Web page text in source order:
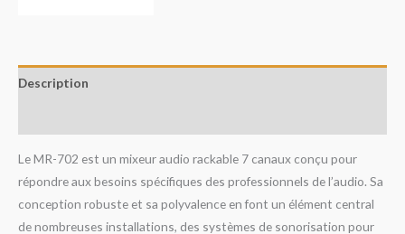
Description
Le MR-702 est un mixeur audio rackable 7 canaux conçu pour
répondre aux besoins spécifiques des professionnels de l’audio. Sa
conception robuste et sa polyvalence en font un élément central
de nombreuses installations, des systèmes de sonorisation pour